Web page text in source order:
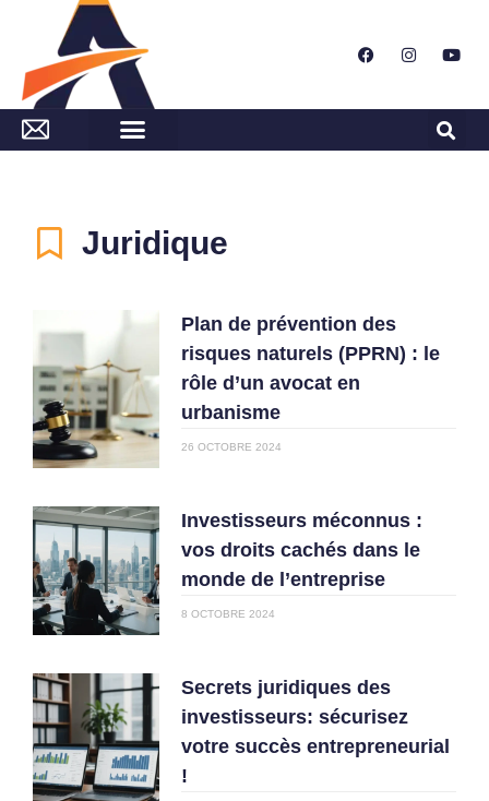
Juridique
Plan de prévention des
risques naturels (PPRN) : le
rôle d’un avocat en
urbanisme
26 OCTOBRE 2024
Investisseurs méconnus :
vos droits cachés dans le
monde de l’entreprise
8 OCTOBRE 2024
Secrets juridiques des
investisseurs: sécurisez
votre succès entrepreneurial
!